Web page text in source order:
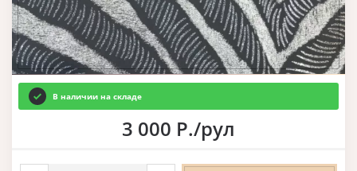
В наличии на складе
3 000 Р./рул